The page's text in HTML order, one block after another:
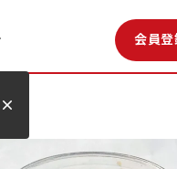
会員登